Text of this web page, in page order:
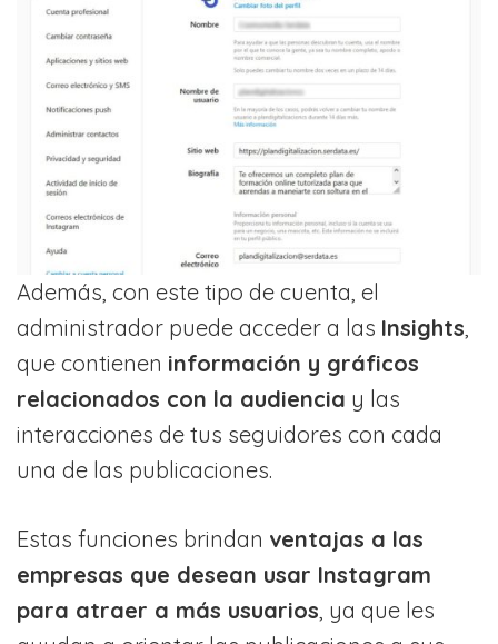
Además, con este tipo de cuenta, el
administrador puede acceder a las Insights
que contienen información y gráficos
relacionados con la audiencia y las
interacciones de tus seguidores con cada
una de las publicaciones.
Estas funciones brindan ventajas a las
empresas que desean usar Instagram
para atraer a más usuarios , ya que les